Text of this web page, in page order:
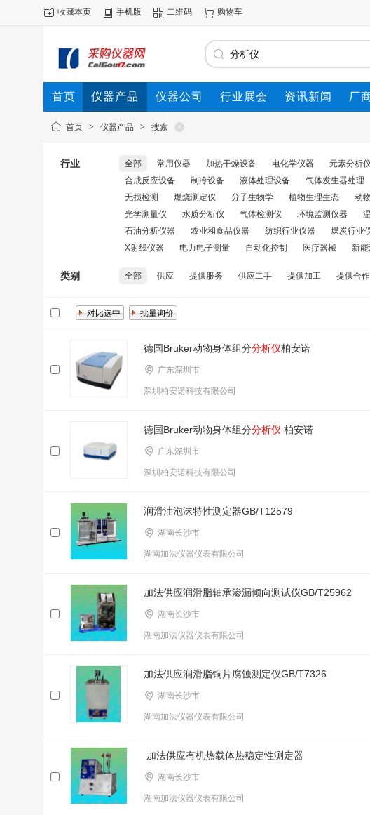
收藏本页 手机版 二维码 购物车
首页 仪器产品 仪器公司 行业展会 资讯新闻 厂
首页 > 仪器产品 > 搜索
行业 全部 常用仪器 加热干燥设备 电化学仪器 元素分析仪
合成反应设备
制冷设备 液体处理设备 气体发生器处理
无损检测
燃烧测定仪 分子生物学 植物生理生态 动
光学测量仪
水质分析仪 气体检测仪 环境监测仪器
石油分析仪器
农业和食品仪器 纺织行业仪器 煤炭行业
X射线仪器
电力电子测量 自动化控制 医疗器械 新
类别 全部 供应 提供服务 供应二手 提供加工 提供合作
德国Bruker动物身体组分分析仪柏安诺
广东深圳市
深圳柏安诺科技有限公司
德国Bruker动物身体组分分析仪 柏安诺
广东深圳市
深圳柏安诺科技有限公司
润滑油泡沫特性测定器GB/T12579
湖南长沙市
湖南加法仪器仪表有限公司
加法供应润滑脂轴承渗漏倾向测试仪GB/T25962
湖南长沙市
湖南加法仪器仪表有限公司
加法供应润滑脂铜片腐蚀测定仪GB/T7326
湖南长沙市
湖南加法仪器仪表有限公司
加法供应有机热载体热稳定性测定器
湖南长沙市
湖南加法仪器仪表有限公司